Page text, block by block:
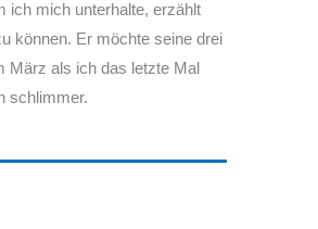
ich mich unterhalte, erzählt
können. Er möchte seine drei
März als ich das letzte Mal
schlimmer.